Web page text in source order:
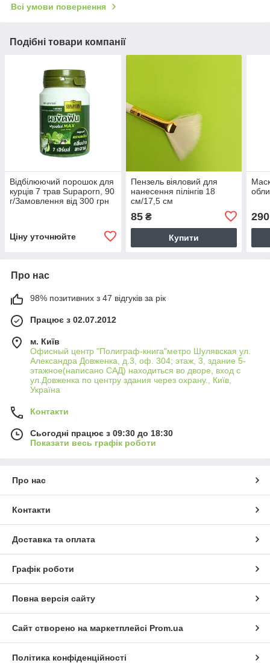
Всі умови повернення
Подібні товари компанії
Відбілюючий порошок для
курців 7 трав Supaporn, 90
г/Замовлення від 300 грн
Ціну уточнюйте
Пензель віяловий для
нанесення пілінгів 18
см/17,5 см
85₴
Купити
290
Про нас
98% позитивних з 47 відгуків за рік
Працює з 02.07.2012
м. Київ
Офисный центр "Полиграф-книга"метро Шулявская ул.
Александра Довженка, д.3, оф. 304; этаж, 3, здание 5-
этажное(написано САД) находиться во дворе, вход с
ул.Довженка по центру здания через охрану., Київ,
Україна
Контакти
Сьогодні працює з 09:30 до 18:30
Показати весь графік роботи
Про нас
Контакти
Доставка та оплата
Графік роботи
Повна версія сайту
Сайт створено на маркетплейсі Prom.ua
Політика конфіденційності